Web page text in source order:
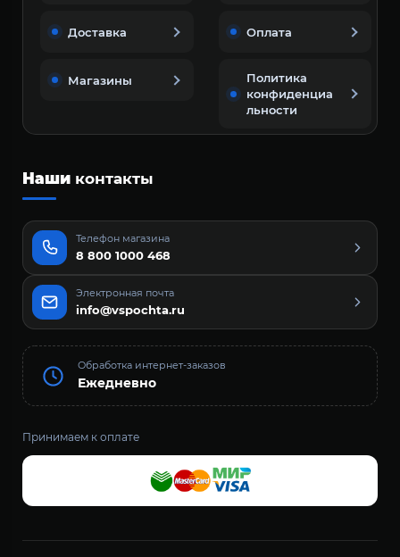
Доставка Оплата
Магазины
Политика
конфиденциа
льности
Наши контакты
Телефон магазина
8 800 1000 468
Электронная почта
info@vspochta.ru
Обработка интернет-заказов
Ежедневно
Принимаем к оплате